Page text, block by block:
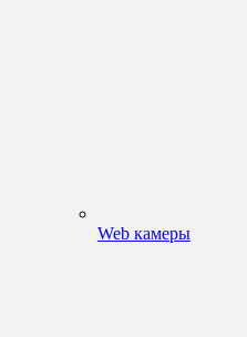
Web камеры